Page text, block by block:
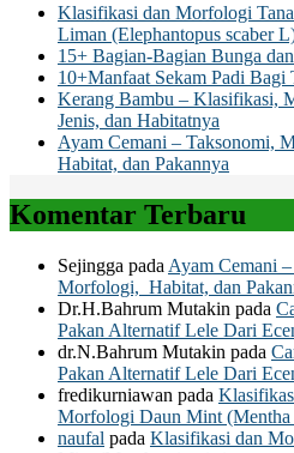
Klasifikasi dan Morfologi
Liman (Elephantopus scaber
15+ Bagian-Bagian Bunga
10+Manfaat Sekam Padi Bagi
Kerang Bambu – Klasifikasi,
Jenis, dan Habitatnya
Ayam Cemani – Taksonomi,
Habitat, dan Pakannya
Komentar Terbaru
Sejingga pada Ayam Cemani
Morfologi, Habitat, dan
Dr.H.Bahrum Mutakin pada
Pakan Alternatif Lele Dari
dr.N.Bahrum Mutakin pada
Pakan Alternatif Lele Dari
fredikurniawan pada
Morfologi Daun Mint (Mentha
naufal pada Klasifikasi dan